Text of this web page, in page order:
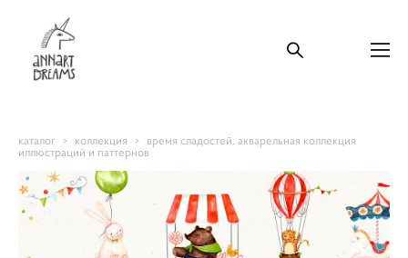
каталог > коллекция > время сладостей. акварельная коллекция
иллюстраций и паттернов